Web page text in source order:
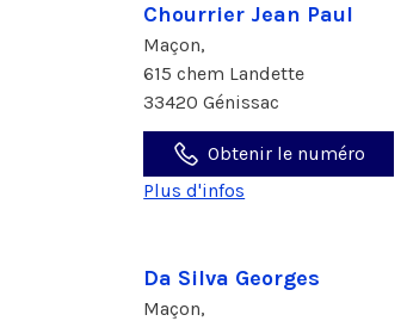
Chourrier Jean Paul
Maçon,
615 chem Landette
33420 Génissac
Obtenir le numéro
Plus d'infos
Da Silva Georges
Maçon,